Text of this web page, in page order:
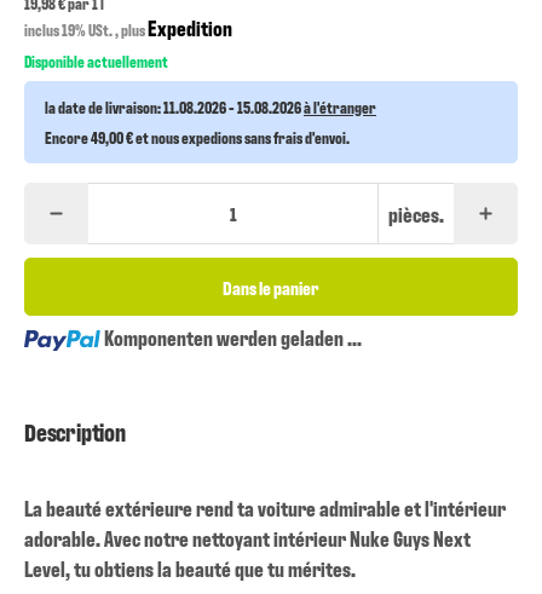
inclus 19% USt. , plusExpedition
Disponible actuellement
la date de livraison:11.08.2026 - 15.08.2026à l'étranger
Encore 49,00 € et nous expedions sans frais d'envoi.
pièces.
Dans le panier
Loading...Komponenten werden geladen ...
Description
La beauté extérieure rend ta voiture admirable et l'intérieur
adorable. Avec notre nettoyant intérieur Nuke Guys Next
Level, tu obtiens la beauté que tu mérites.